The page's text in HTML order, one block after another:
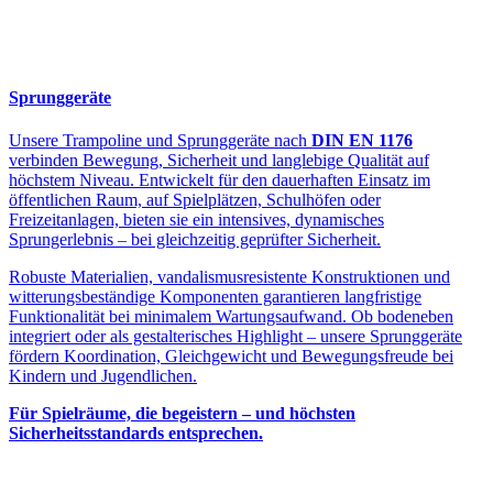
Sprunggeräte
Unsere Trampoline und Sprunggeräte nach DIN EN 1176
verbinden Bewegung, Sicherheit und langlebige Qualität auf
höchstem Niveau. Entwickelt für den dauerhaften Einsatz im
öffentlichen Raum, auf Spielplätzen, Schulhöfen oder
Freizeitanlagen, bieten sie ein intensives, dynamisches
Sprungerlebnis – bei gleichzeitig geprüfter Sicherheit.
Robuste Materialien, vandalismusresistente Konstruktionen und
witterungsbeständige Komponenten garantieren langfristige
Funktionalität bei minimalem Wartungsaufwand. Ob bodeneben
integriert oder als gestalterisches Highlight – unsere Sprunggeräte
fördern Koordination, Gleichgewicht und Bewegungsfreude bei
Kindern und Jugendlichen.
Für Spielräume, die begeistern – und höchsten
Sicherheitsstandards entsprechen.